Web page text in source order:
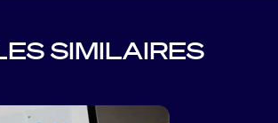
SIMILAIRES